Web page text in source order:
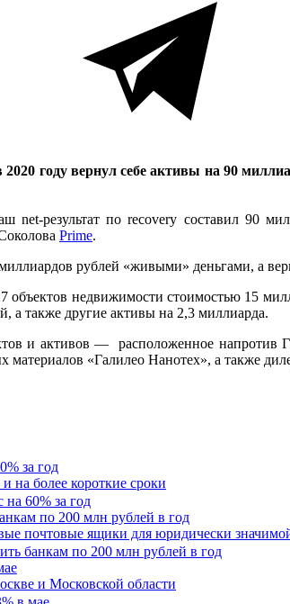
2020 году вернул себе активы на 90
net-результат по recovery составил 90
Prime.
рублей «живыми» деньгами, а
объектов недвижимости стоимостью 15
а также другие активы на 2,3 миллиарда.
и активов — расположенное напротив
«Галилео Нанотех», а также
за год
на более короткие сроки
по 200 млн рублей в год
почтовые ящики для юридически
и Московской области